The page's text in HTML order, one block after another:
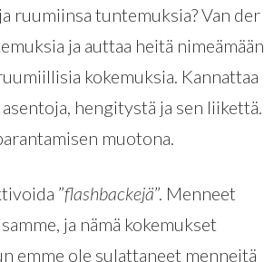
ruumiinsa tuntemuksia? Van der
ja auttaa heitä nimeämään
kokemuksia. Kannattaa
hengitystä ja sen liikettä.
muotona.
”flashbackejä”. Menneet
ja nämä kokemukset
emme ole sulattaneet menneitä